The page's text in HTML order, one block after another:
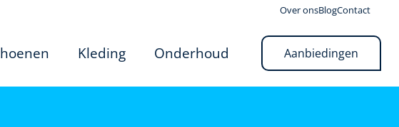
Over onsBlogContact
Kleding Onderhoud Aanbiedingen